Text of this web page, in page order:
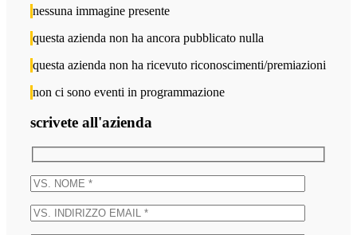
nessuna immagine presente
questa azienda non ha ancora pubblicato nulla
questa azienda non ha ricevuto riconoscimenti/premiazioni
non ci sono eventi in programmazione
scrivete all'azienda